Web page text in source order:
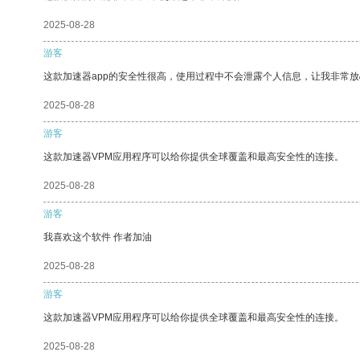
2025-08-28
游客
这款加速器app的安全性很高，使用过程中不会泄露个人信息，让我非常
2025-08-28
游客
这款加速器VPM应用程序可以给你提供全球覆盖和最高安全性的连接。
2025-08-28
游客
我喜欢这个软件 作者加油
2025-08-28
游客
这款加速器VPM应用程序可以给你提供全球覆盖和最高安全性的连接。
2025-08-28